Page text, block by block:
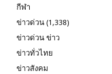
กีฬา
ข่าวด่วน (1,338)
ข่าวด่วน ข่าว
ข่าวทั่วไทย
ข่าวสังคม